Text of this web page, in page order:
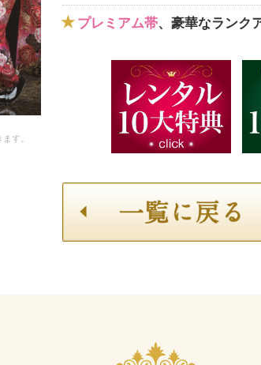
す。
プレミアム帯、豪華なランク